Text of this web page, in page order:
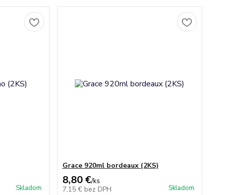
Skladom
Grace 920ml bordeaux (2KS)
8,80 €/ks
7,15 € bez DPH Skladom